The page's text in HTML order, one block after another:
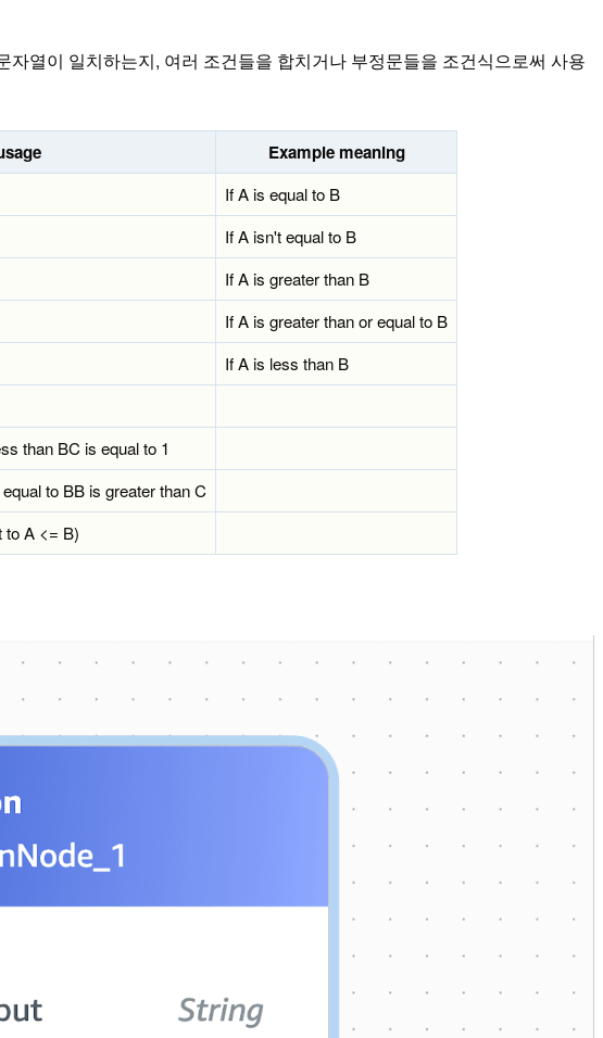
열이 일치하는지, 여러 조건들을 합치거나 부정문들을 조건식으로써 사용
Example meaning
If A is equal to B
If A isn't equal to B
If A is greater than B
If A is greater than or equal to B
If A is less than B
than BC is equal to 1
to BB is greater than C
to A <= B)